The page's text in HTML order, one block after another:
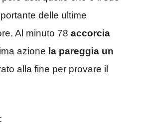
delle ultime
Al minuto 78 accorcia
azione la pareggia un
alla fine per provare il